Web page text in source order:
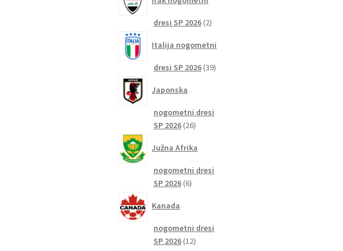
dresi SP 2026 22
Italija nogometni
dresi SP 2026 3939
Japonska
nogometni dresi
SP 2026 2626
Južna Afrika
nogometni dresi
SP 2026 66
Kanada
nogometni dresi
SP 2026 1212